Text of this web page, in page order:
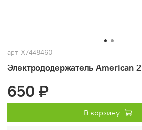
арт. X7448460
Электрододержатель American
650 ₽
В корзину